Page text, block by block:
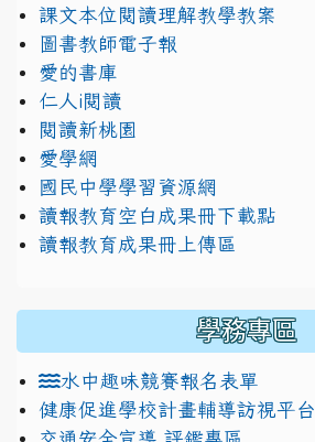
課文本位閱讀理解教學教案
圖書教師電子報
愛的書庫
仁人i閱讀
閱讀新桃園
愛學網
國民中學學習資源網
讀報教育空白成果冊下載點
讀報教育成果冊上傳區
學務專區
水中趣味競賽報名表單
健康促進學校計畫輔導訪視平台